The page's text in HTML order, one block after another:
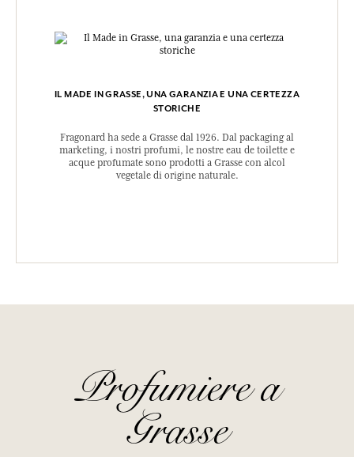
IL MADE IN GRASSE, UNA GARANZIA E UNA CERTEZZA
STORICHE
Fragonard ha sede a Grasse dal 1926. Dal packaging al
marketing, i nostri profumi, le nostre eau de toilette e
acque profumate sono prodotti a Grasse con alcol
vegetale di origine naturale.
Profumiere a
Grasse